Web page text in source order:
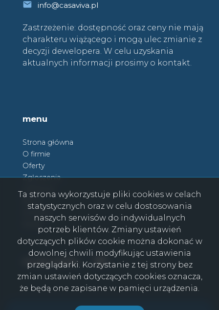
info@casaviva.pl
Zastrzeżenie: dostępność oraz ceny nie mają
charakteru wiążącego i mogą ulec zmianie z
decyzji dewelopera. W celu uzyskania
aktualnych informacji prosimy o kontakt.
menu
Strona główna
O firmie
Oferty
Zgłoszenia
Kontakt
social media Facebook
Facebook
Ta strona wykorzystuje pliki cookies w celach
statystycznych oraz w celu dostosowania
naszych serwisów do indywidualnych
potrzeb klientów. Zmiany ustawień
dotyczących plików cookie można dokonać w
dowolnej chwili modyfikując ustawienia
przeglądarki. Korzystanie z tej strony bez
zmian ustawień dotyczących cookies oznacza,
że będą one zapisane w pamięci urządzenia.